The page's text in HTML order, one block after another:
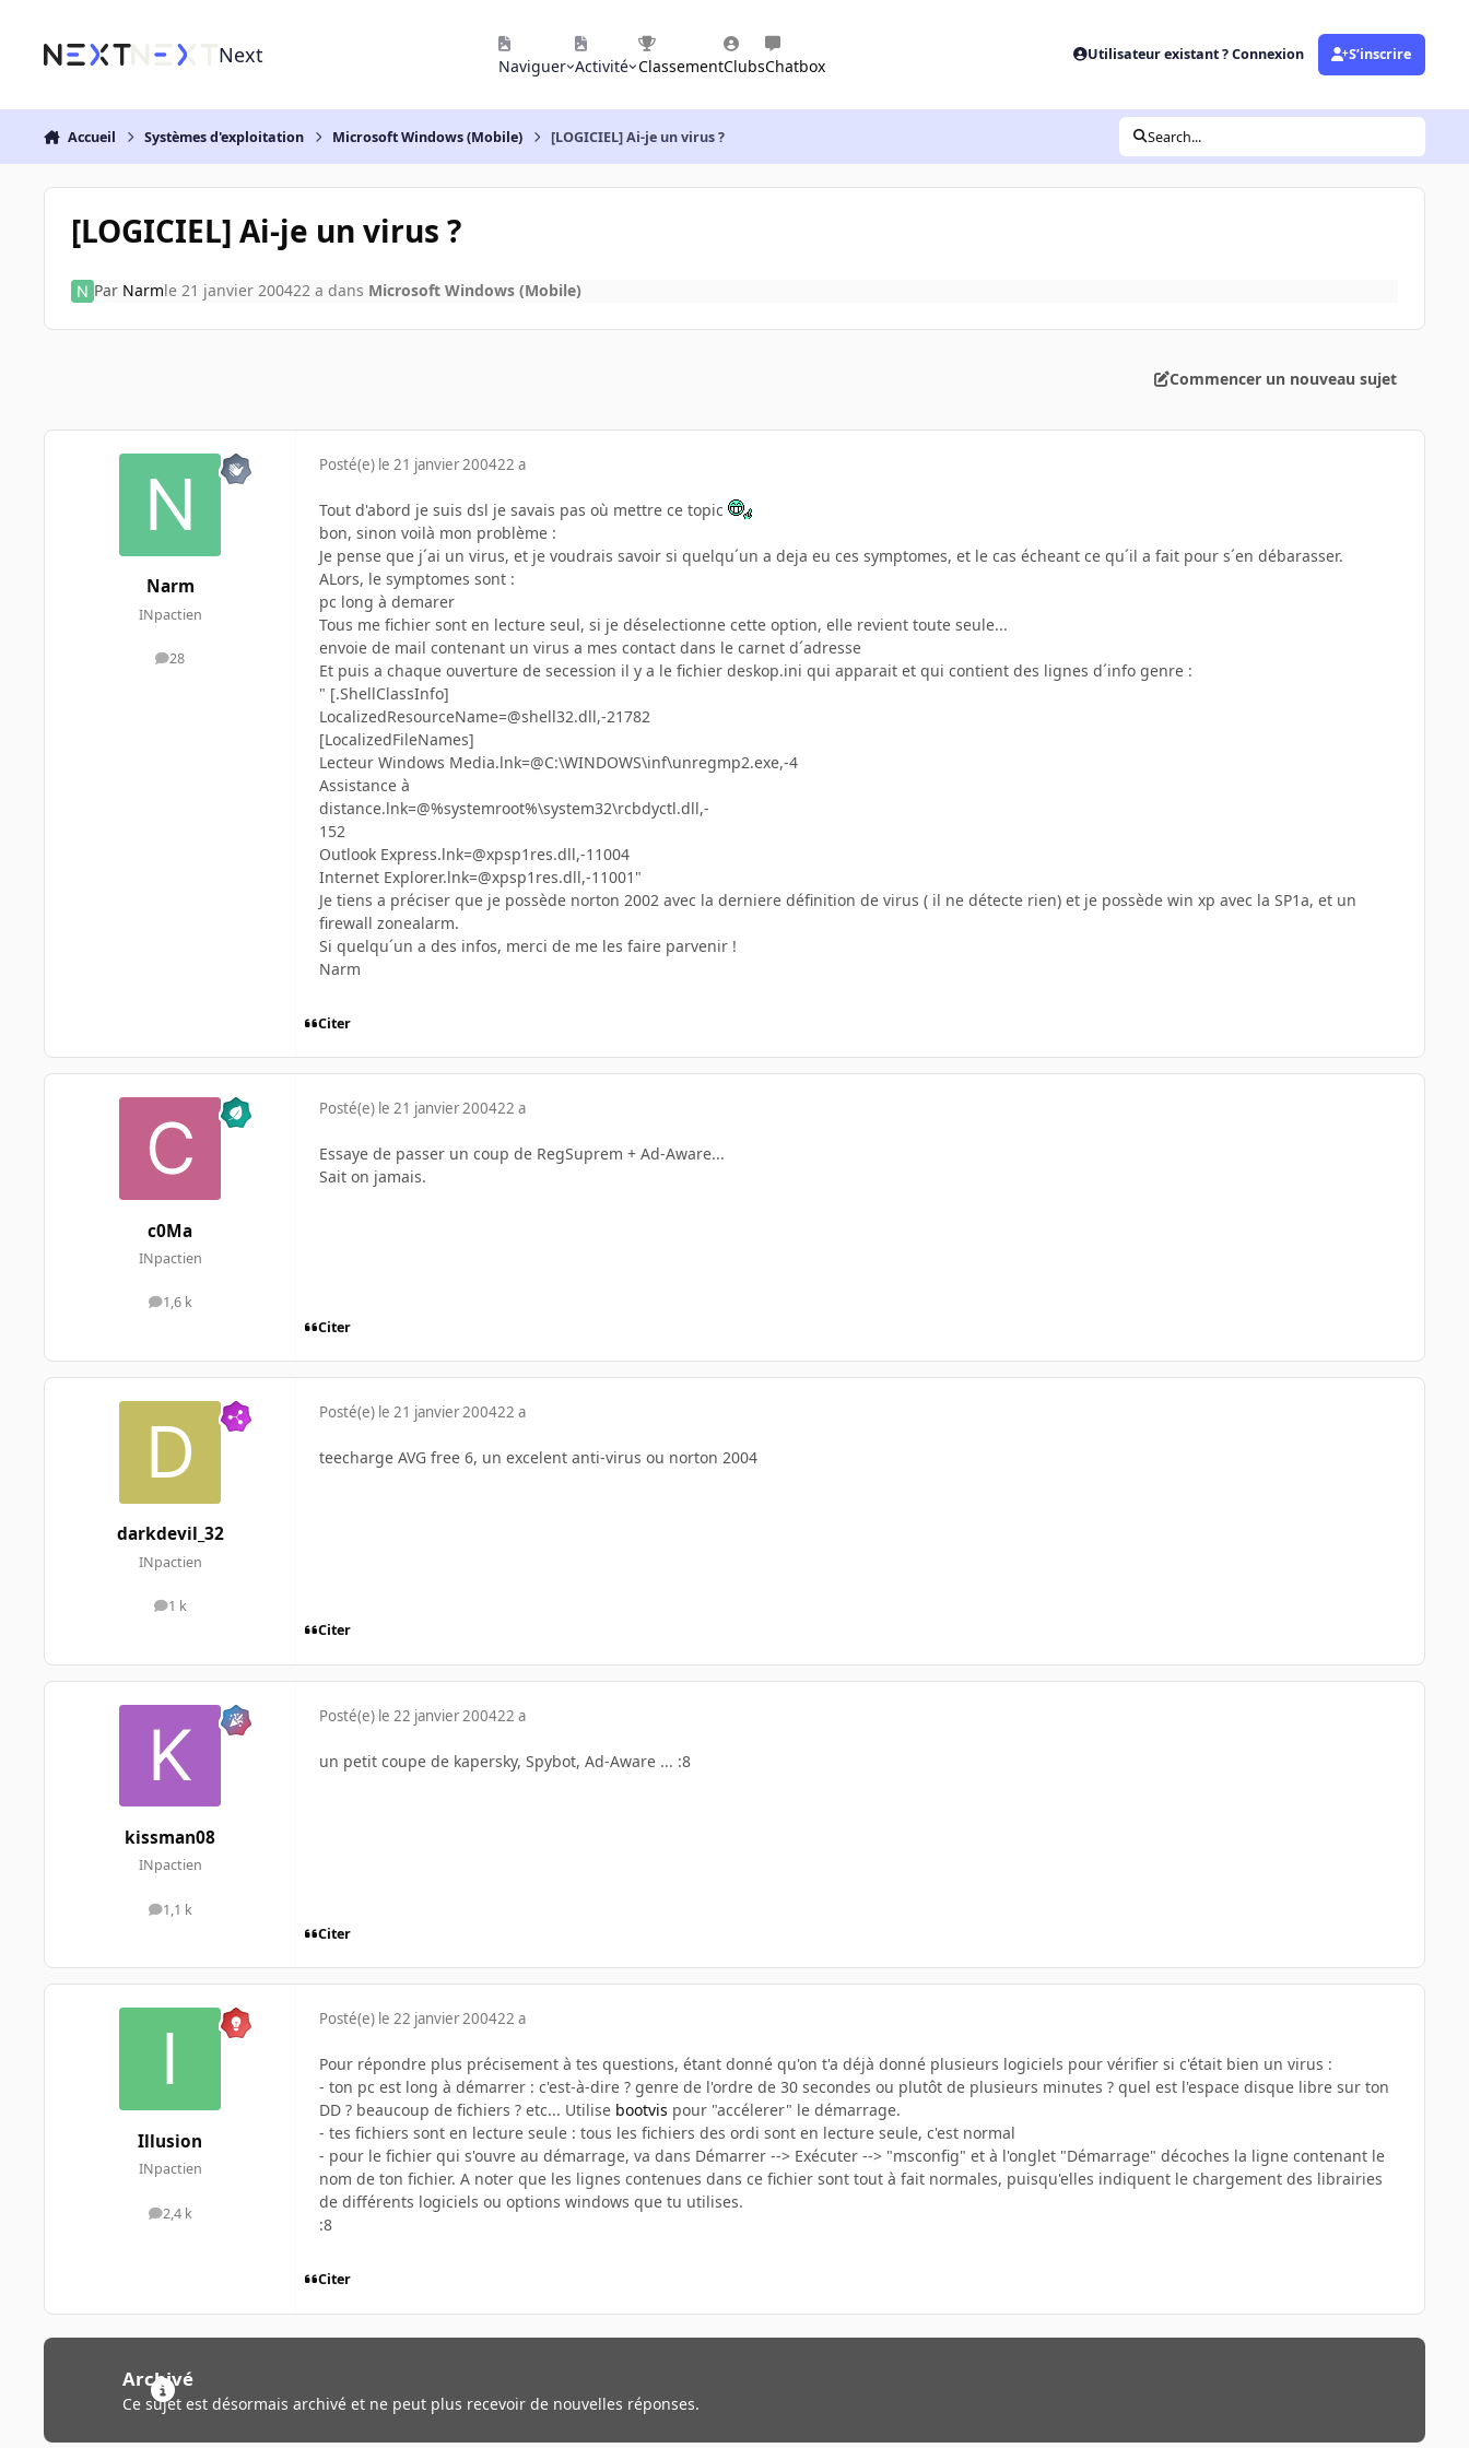
Next Naviguer Activité ClassementClubsChatbox
Utilisateur existant ? Connexion S’inscrire
Accueil Systèmes d'exploitation Microsoft Windows (Mobile) [LOGICIEL] Ai-je un virus ? Search...
[LOGICIEL] Ai-je un virus ?
Par Narmle 21 janvier 200422 a dans Microsoft Windows (Mobile)
Commencer un nouveau sujet
Narm
INpactien
28
messages
Posté(e) le 21 janvier 200422 a
Tout d'abord je suis dsl je savais pas où mettre ce topic
bon, sinon voilà mon problème :
Je pense que j´ai un virus, et je voudrais savoir si quelqu´un a deja eu ces symptomes, et le cas écheant ce qu´il a fait pour s´en débarasser.
ALors, le symptomes sont :
pc long à demarer
Tous me fichier sont en lecture seul, si je déselectionne cette option, elle revient toute seule...
envoie de mail contenant un virus a mes contact dans le carnet d´adresse
Et puis a chaque ouverture de secession il y a le fichier deskop.ini qui apparait et qui contient des lignes d´info genre :
" [.ShellClassInfo]
LocalizedResourceName=@shell32.dll,-21782
[LocalizedFileNames]
Lecteur Windows Media.lnk=@C:\WINDOWS\inf\unregmp2.exe,-4
Assistance à
distance.lnk=@%systemroot%\system32\rcbdyctl.dll,-
152
Outlook Express.lnk=@xpsp1res.dll,-11004
Internet Explorer.lnk=@xpsp1res.dll,-11001"
Je tiens a préciser que je possède norton 2002 avec la derniere définition de virus ( il ne détecte rien) et je possède win xp avec la SP1a, et un
firewall zonealarm.
Si quelqu´un a des infos, merci de me les faire parvenir !
Narm
Citer
c0Ma
INpactien
1,6 k
messages
Posté(e) le 21 janvier 200422 a
Essaye de passer un coup de RegSuprem + Ad-Aware...
Sait on jamais.
Citer
darkdevil_32
INpactien
1 k
messages
Posté(e) le 21 janvier 200422 a
teecharge AVG free 6, un excelent anti-virus ou norton 2004
Citer
kissman08
INpactien
1,1 k
messages
Posté(e) le 22 janvier 200422 a
un petit coupe de kapersky, Spybot, Ad-Aware ... :8
Citer
Illusion
INpactien
2,4 k
messages
Posté(e) le 22 janvier 200422 a
Pour répondre plus précisement à tes questions, étant donné qu'on t'a déjà donné plusieurs logiciels pour vérifier si c'était bien un virus :
- ton pc est long à démarrer : c'est-à-dire ? genre de l'ordre de 30 secondes ou plutôt de plusieurs minutes ? quel est l'espace disque libre sur ton
DD ? beaucoup de fichiers ? etc... Utilise bootvis pour "accélerer" le démarrage.
- tes fichiers sont en lecture seule : tous les fichiers des ordi sont en lecture seule, c'est normal
- pour le fichier qui s'ouvre au démarrage, va dans Démarrer --> Exécuter --> "msconfig" et à l'onglet "Démarrage" décoches la ligne contenant le
nom de ton fichier. A noter que les lignes contenues dans ce fichier sont tout à fait normales, puisqu'elles indiquent le chargement des librairies
de différents logiciels ou options windows que tu utilises.
:8
Citer
Archivé
Ce sujet est désormais archivé et ne peut plus recevoir de nouvelles réponses.